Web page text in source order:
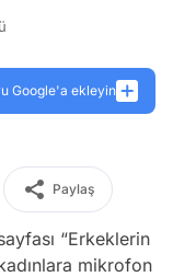
Google'a ekleyin
Paylaş
“Erkeklerin
mikrofon